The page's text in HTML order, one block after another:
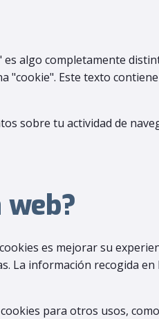
algo completamente
"cookie". Este texto
sobre tu actividad de
es mejorar su
La información recogida
para otros usos,